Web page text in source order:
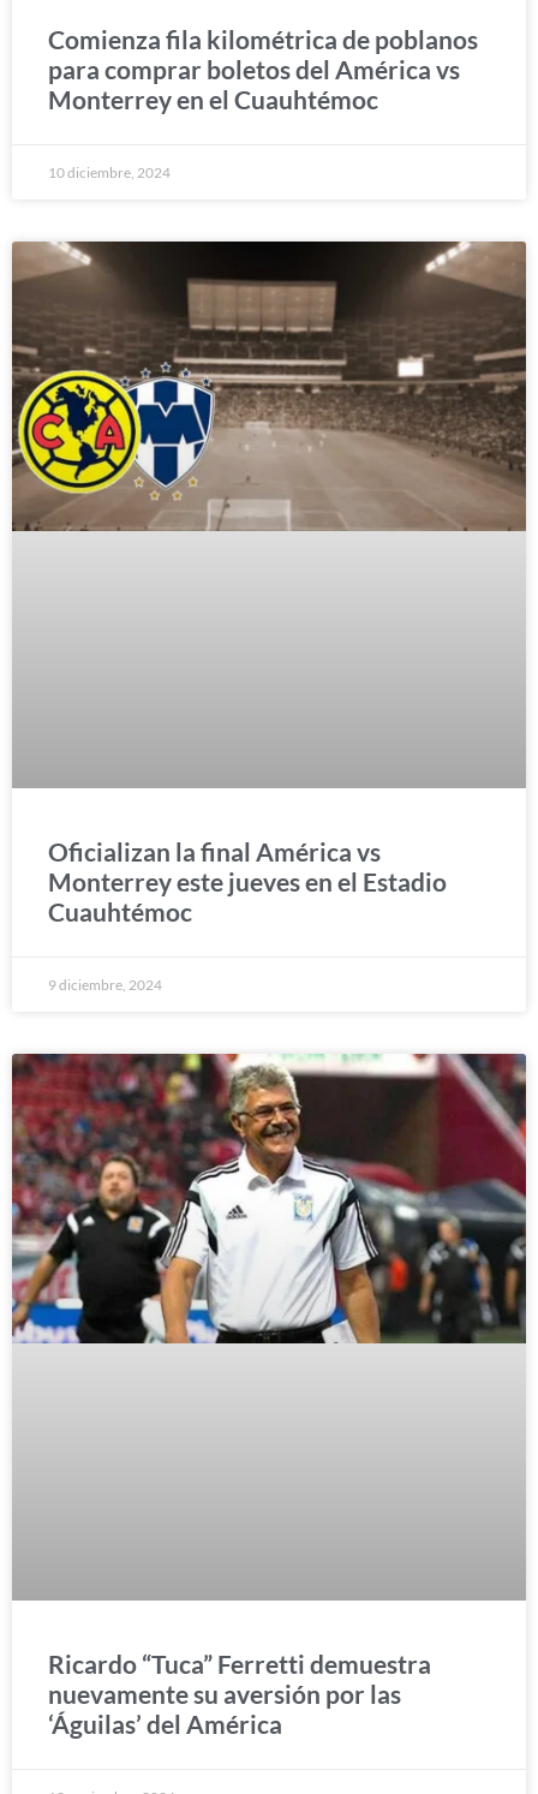
Comienza fila kilométrica de poblanos
para comprar boletos del América vs
Monterrey en el Cuauhtémoc
10 diciembre, 2024
Oficializan la final América vs
Monterrey este jueves en el Estadio
Cuauhtémoc
9 diciembre, 2024
Ricardo “Tuca” Ferretti demuestra
nuevamente su aversión por las
‘Águilas’ del América